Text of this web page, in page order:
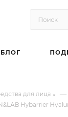
БЛОГ
для лица —
Hybarrier